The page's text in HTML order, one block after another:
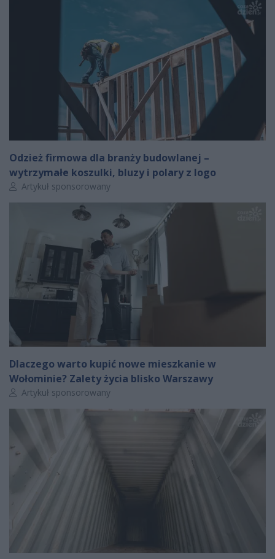
Odzież firmowa dla branży budowlanej –
wytrzymałe koszulki, bluzy i polary z logo
Autor artykułu:
Artykuł sponsorowany
Dlaczego warto kupić nowe mieszkanie w
Wołominie? Zalety życia blisko Warszawy
Autor artykułu:
Artykuł sponsorowany